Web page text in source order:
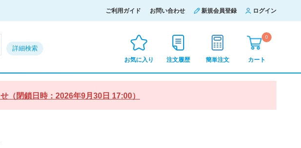
ご利用ガイド お問い合わせ 新規会員登録 ログイン
詳細検索
お気に入り 注文履歴 簡単注文
0
カート
（閉鎖日時：2026年9月30日 17:00）